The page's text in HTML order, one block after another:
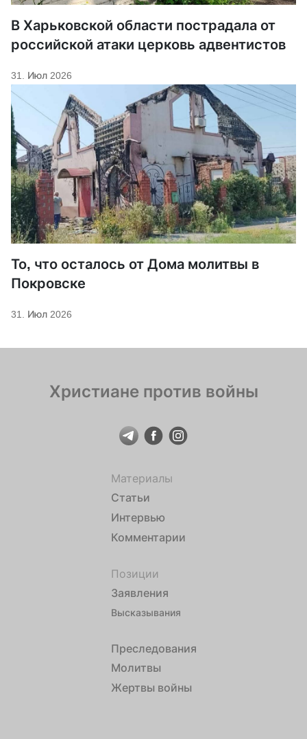
В Харьковской области пострадала от
российской атаки церковь адвентистов
31. Июл 2026
То, что осталось от Дома молитвы в
Покровске
31. Июл 2026
Христиане против войны
Материалы
Статьи
Интервью
Комментарии
Позиции
Заявления
Высказывания
Преследования
Молитвы
Жертвы войны